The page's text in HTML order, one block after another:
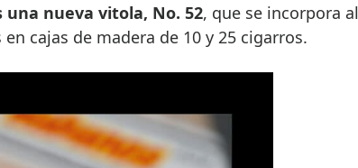
nueva vitola, No. 52, que se incorpora al
cajas de madera de 10 y 25 cigarros.